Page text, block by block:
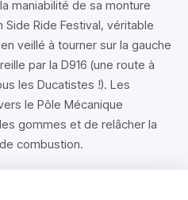
maniabilité de sa monture
Ride Festival, véritable
veillé à tourner sur la gauche
par la D916 (une route à
les Ducatistes !). Les
le Pôle Mécanique
gommes et de relâcher la
combustion.